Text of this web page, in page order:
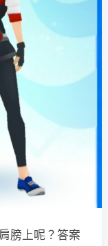
膀上呢？答案